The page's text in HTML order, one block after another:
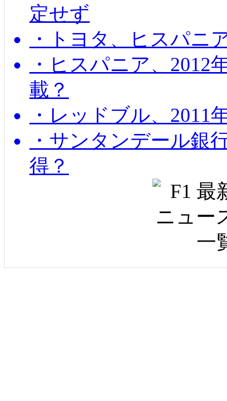
定せず
・トヨタ、ヒスパニ
・ヒスパニア、2012
載？
・レッドブル、2011
・サンタンデール銀
得？